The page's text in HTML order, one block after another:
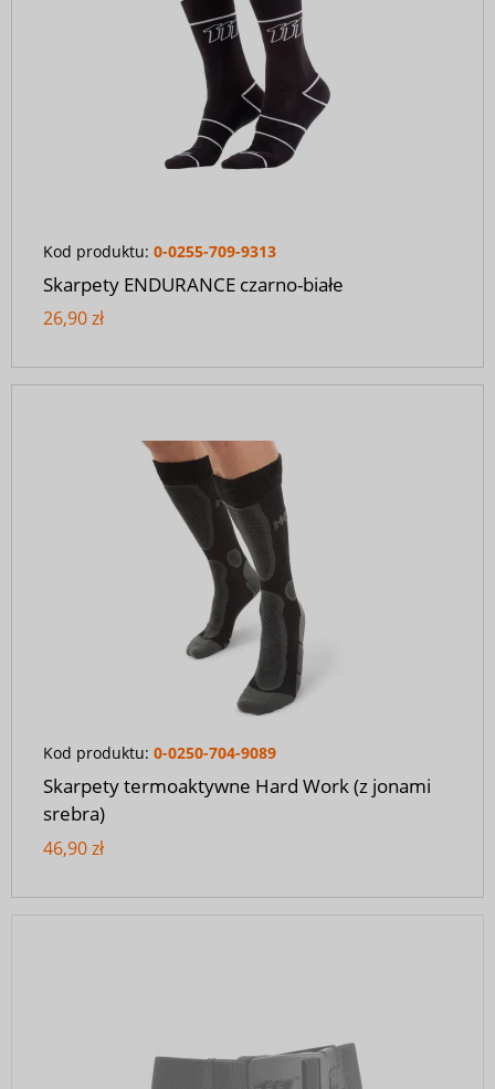
Kod produktu: 0-0255-709-9313
Skarpety ENDURANCE czarno-białe
26,90 zł
Kod produktu: 0-0250-704-9089
Skarpety termoaktywne Hard Work (z jonami
srebra)
46,90 zł